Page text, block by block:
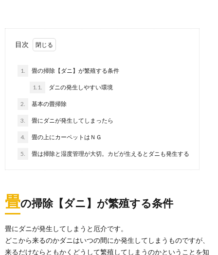
ないで処分する方法
自転車を処分したい！できれば無料で。 自転車を処分
おもちゃ収納は100均グッズを組み合わせ
子供のおもちゃはいつの間にかどんどん増えていって
しまい、どうやって収納した方がいいのか悩むママも
多い...
鏡の掃除を簡単に！汚れの種類に合わせた
掃除で簡単に鏡の掃除を
「鏡についた手垢や水垢汚れを綺麗に掃除したい！」
正月に掃除や洗濯をするのはダメ？意外と
「掃除や洗濯は正月にしてはいけない」という話を聞
いたことがありませんか？ 特に掃除は毎日行うことが...
目次
1. 畳の掃除【ダニ】が繁殖する条件
1.1. ダニの発生しやすい環境
2. 基本の畳掃除
3. 畳にダニが発生してしまったら
4. 畳の上にカーペットはＮＧ
5. 畳は掃除と湿度管理が大切。カビが生えるとダニも発生する
畳の掃除【ダニ】が繁殖する条件
畳にダニが発生してしまうと厄介です。
どこから来るのかダニはいつの間にか発生してしまうものですが、
来るだけならともかくどうして繁殖してしまうのかということを知